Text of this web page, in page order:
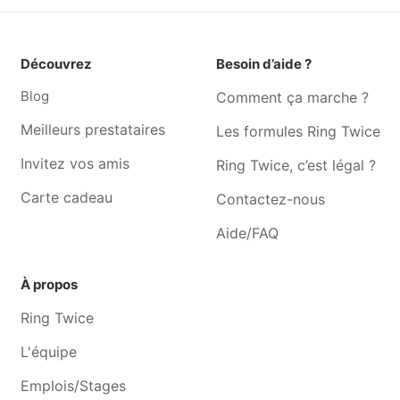
meuse
Découvrez
Blog
Meilleurs prestataires
Invitez vos amis
Carte cadeau
Besoin d’aide ?
Comment ça marche ?
Les formules Ring Twice
Ring Twice, c’est légal ?
Contactez-nous
Aide/FAQ
À propos
Ring Twice
L'équipe
Emplois/Stages